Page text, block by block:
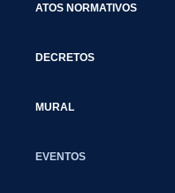
ATOS NORMATIVOS
DECRETOS
MURAL
EVENTOS